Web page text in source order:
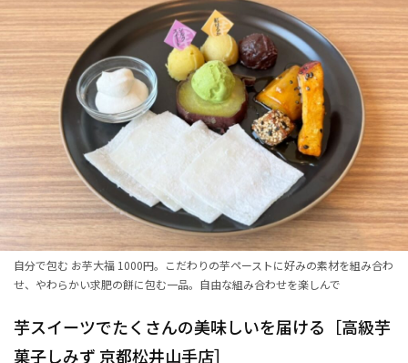
自分で包む お芋大福 1000円。こだわりの芋ペーストに好みの素材を組み合わ
せ、やわらかい求肥の餅に包む一品。自由な組み合わせを楽しんで
芋スイーツでたくさんの美味しいを届ける［高級芋
菓子しみず 京都松井山手店］